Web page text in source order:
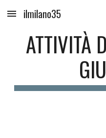
Skip to main content
ilmilano35
ATTIVITÀ